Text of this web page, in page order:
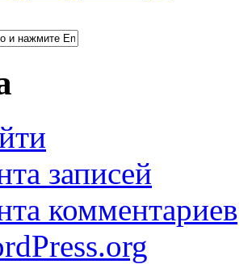
записей
комментариев